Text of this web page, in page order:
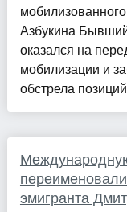
Азбукина
оказался на
мобилизации и
обстрела
эмигранта